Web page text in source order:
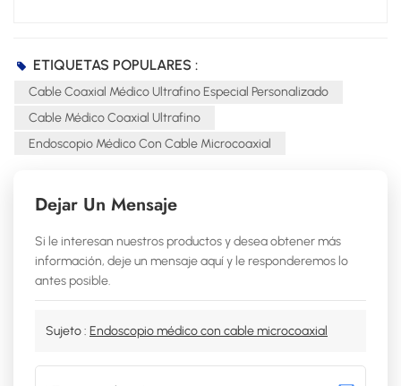
ETIQUETAS POPULARES :
Cable Coaxial Médico Ultrafino Especial Personalizado
Cable Médico Coaxial Ultrafino
Endoscopio Médico Con Cable Microcoaxial
Dejar Un Mensaje
Si le interesan nuestros productos y desea obtener más
información, deje un mensaje aquí y le responderemos lo
antes posible.
Sujeto : Endoscopio médico con cable microcoaxial